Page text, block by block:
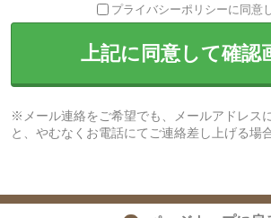
プライバシーポリシーに同意
上記に同意して確認
※メール連絡をご希望でも、メールアドレス
と、やむなくお電話にてご連絡差し上げる場